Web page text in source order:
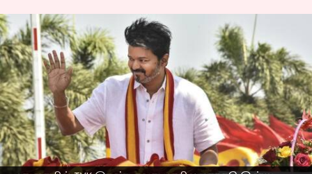
மதுரையில் த.வெ.க.
இரண்டாவது மாநில
மாநாடு இன்று:
களைகட்டிய பாரபத்தி
எழுதியவர் Venkatalakshmi V Aug 21, 2025 08:28 am
செய்தி முன்னோட்டம்